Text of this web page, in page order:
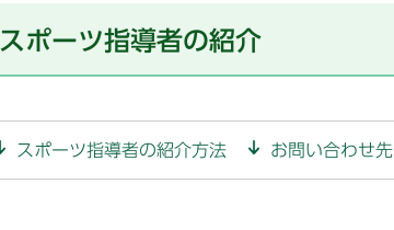
スポーツ指導者の紹介
スポーツ指導者の紹介方法 お問い合わせ先